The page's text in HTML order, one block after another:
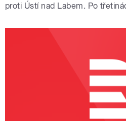
proti Ústí nad Labem. Po